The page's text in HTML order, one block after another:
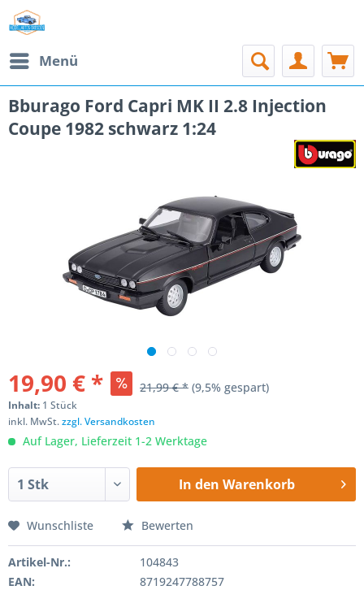
Menü
Bburago Ford Capri MK II 2.8 Injection
Coupe 1982 schwarz 1:24
19,90 € * 21,99 € * (9,5% gespart)
Inhalt: 1 Stück
inkl. MwSt.zzgl. Versandkosten
Auf Lager, Lieferzeit 1-2 Werktage
In den Warenkorb
Wunschliste Bewerten
Artikel-Nr.:
104843
EAN:
8719247788757